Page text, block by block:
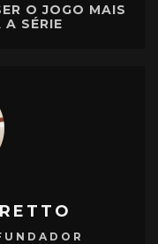
O JOGO MAIS
SÉRIE